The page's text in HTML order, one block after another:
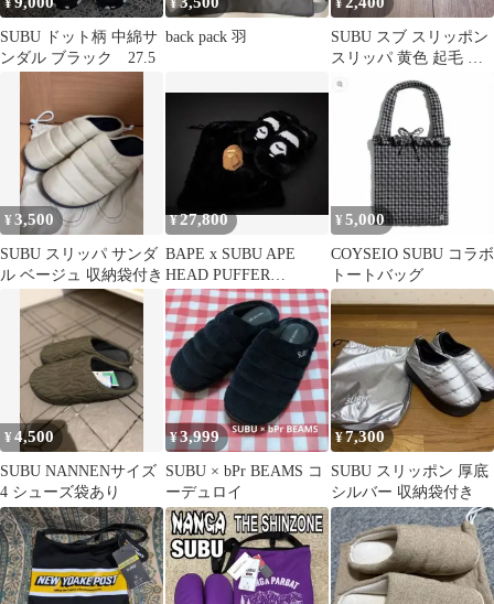
¥
SUBU ドット柄 中綿サ
ンダル ブラック 27.5
¥
back pack 羽
¥
SUBU スブ スリッポン
スリッパ 黄色 起毛 防
寒 撥水 21.0cm
¥3,500
SUBU スリッパ サンダ
ル ベージュ 収納袋付き
¥27,800
BAPE x SUBU APE
HEAD PUFFER
SANDALS
¥ 5,000
COYSEIO SUBU コラボ
トートバッグ
¥4,500
SUBU NANNENサイズ
4 シューズ袋あり
¥3,999
SUBU × bPr BEAMS コ
ーデュロイ
¥7,300
SUBU スリッポン 厚底
シルバー 収納袋付き